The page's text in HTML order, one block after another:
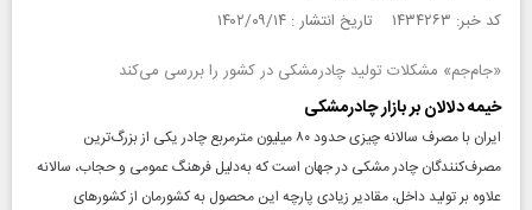
کد خبر: ۱۴۳۴۲۶۳ تاریخ انتشار : ۱۴۰۲/۰۹/۱۴
«جام‌‎جم» مشکلات تولید چادرمشکی در کشور را بررسی می‌کند
خیمه دلالان بر بازار چادرمشکی
ایران با مصرف سالانه چیزی حدود ۸۰ میلیون مترمربع چادر یکی از بزرگ‌ترین
مصرف‌کنندگان چادر مشکی در جهان است که به‌دلیل فرهنگ عمومی و حجاب، سالانه
علاوه بر تولید داخل، مقادیر زیادی پارچه این محصول به کشورمان از کشورهای